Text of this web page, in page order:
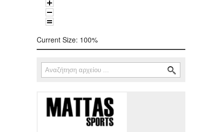
Current Size: 100%
Φόρμα αναζήτησης
Αναζήτηση